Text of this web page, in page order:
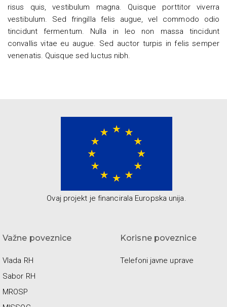
risus quis, vestibulum magna. Quisque porttitor viverra
vestibulum. Sed fringilla felis augue, vel commodo odio
tincidunt fermentum. Nulla in leo non massa tincidunt
convallis vitae eu augue. Sed auctor turpis in felis semper
venenatis. Quisque sed luctus nibh.
Ovaj projekt je financirala Europska unija.
Važne poveznice
Vlada RH
Sabor RH
MROSP
Korisne poveznice
Telefoni javne uprave